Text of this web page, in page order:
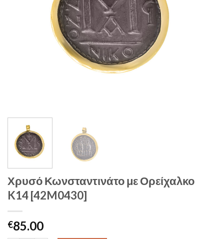
Χρυσό Κωνσταντινάτο με Ορείχαλκο
K14 [42M0430]
€85.00